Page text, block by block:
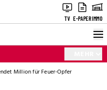
TV E-PAPERIMMO
Million für Feuer-Opfer